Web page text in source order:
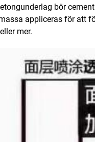
bör
appliceras för att
mer.